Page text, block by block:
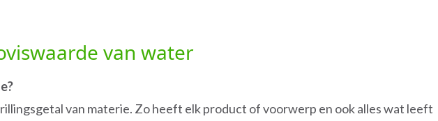
van water
van materie. Zo heeft elk product of voorwerp en ook alles wat leeft